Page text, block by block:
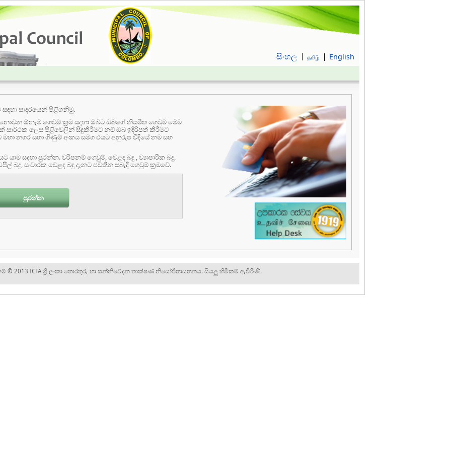
සිංහල தமிழ் English
සාදරයෙන් පිළිගනිමු.
ඕනෑම ගෙවුම් ක්‍රම සදහා ඔබට ඔබගේ නියමිත ගෙවුම් මෙම
සාර්ථක ලෙස පිළිවෙලින් සිදුකිරීමට නම් ඔබ ඉදිරිපත් කිරීමට
අංකය සමග එයට අනුරුප වීදියේ නම සහ
යාම සදහා පුරන්න. වරිපනම් ගෙවුම්, වෙළද බදු , ව්‍යාපාරික බදු,
වෙළදපල බදු , නිවාස බදු , වෙළදසැල් සහ කඩපිල් බදු, සංචාරක වෙළද බදු දැනට පවතින සබැදි ගෙවුම් ක්‍රමවේ.
© 2013 ICTA ශ්‍රී ලංකා තොරතුරු හා සන්නිවේදන තාක්ෂණ නියෝජිතායතනය. සියලු හිමිකම් ඇවිරිණි.